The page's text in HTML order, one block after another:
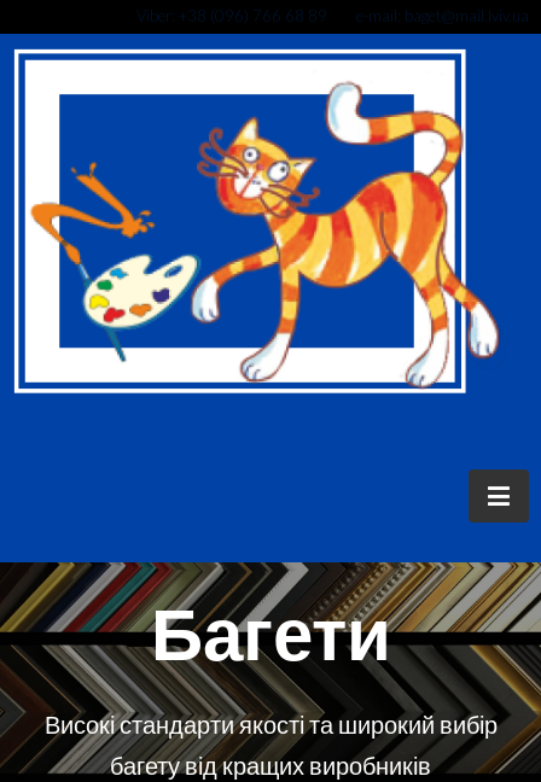
Viber: +38 (096) 766 68 89 e-mail: baget@mail.lviv.ua
Багети
Високі стандарти якості та широкий вибір
багету від кращих виробників